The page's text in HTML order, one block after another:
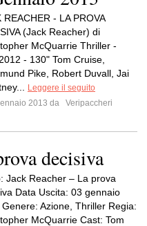
REACHER - LA PROVA
(Jack Reacher) di
McQuarrie Thriller -
- 130" Tom Cruise,
Pike, Robert Duvall, Jai
Leggere il seguito
2013 da
Veripaccheri
decisiva
Jack Reacher – La prova
Data Uscita: 03 gennaio
Genere: Azione, Thriller Regia:
McQuarrie Cast: Tom